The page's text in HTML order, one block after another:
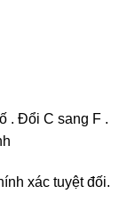
. Đổi C sang F .
xác tuyệt đối.